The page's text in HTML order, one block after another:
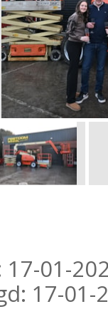
17-01-
17-01-